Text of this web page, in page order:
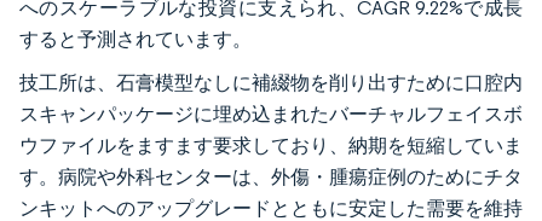
へのスケーラブルな投資に支えられ、CAGR 9.22%で成長
すると予測されています。
技工所は、石膏模型なしに補綴物を削り出すために口腔内
スキャンパッケージに埋め込まれたバーチャルフェイスボ
ウファイルをますます要求しており、納期を短縮していま
す。病院や外科センターは、外傷・腫瘍症例のためにチタ
ンキットへのアップグレードとともに安定した需要を維持